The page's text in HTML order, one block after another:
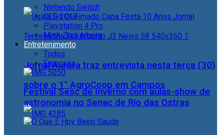
Jornal Aurora traz entrevista nesta terça (30)
sobre o 1° AgroCoop em Campos
Nintendo Switch
CES 2017
Playstation 4 Pro
Mark Zuckerberg
Entretenimento
Todos
Famosos
Festival Sesc de Inverno com aulas-show de
astronomia no Senac de Rio das Ostras